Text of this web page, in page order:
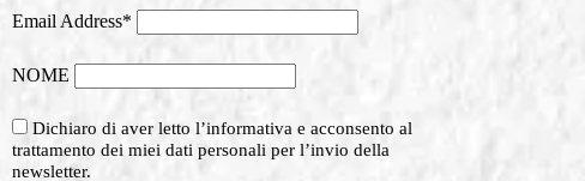
Email Address*
NOME
Dichiaro di aver letto l’informativa e acconsento al
trattamento dei miei dati personali per l’invio della
newsletter.